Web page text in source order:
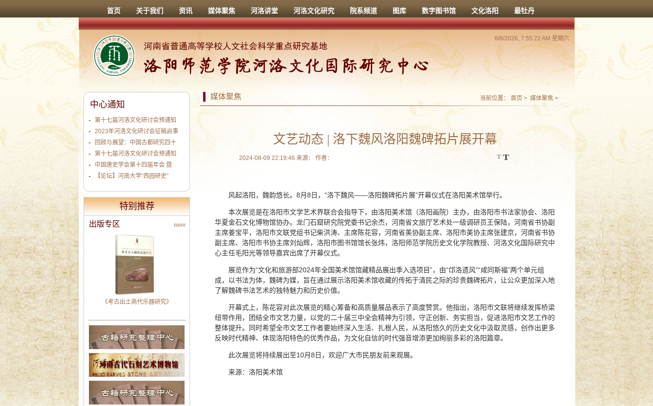
首页 关于我们 资讯 媒体聚焦 河洛讲堂 河洛文化研究 院系频道 图库 数字图书馆 文化洛阳 最牡丹
8/8/2026, 7:55:22 AM 星期六
媒体聚焦 当前位置： 首页 > 媒体聚焦 >
文艺动态 | 洛下魏风洛阳魏碑拓片展开幕
2024-08-09 22:19:46 来源： 作者：
风起洛阳，魏韵悠长。8月8日，“洛下魏风——洛阳魏碑拓片展”开幕仪式在洛阳美术馆举行。
本次展览是在洛阳市文学艺术界联合会指导下，由洛阳美术馆（洛阳画院）主办，由洛阳市书法家协会、洛阳
华夏金石文化博物馆协办。龙门石窟研究院党委书记余杰，河南省文旅厅艺术处一级调研员王保陆，河南省书协副
主席姜宝平，洛阳市文联党组书记柴洪涛、主席陈花容，河南省美协副主席、洛阳市美协主席张建京，河南省书协
副主席、洛阳市书协主席刘灿辉，洛阳市图书馆馆长张炜，洛阳师范学院历史文化学院教授、河洛文化国际研究中
心主任毛阳光等领导嘉宾出席了开幕仪式。
展览作为“文化和旅游部2024年全国美术馆馆藏精品展出季入选项目”，由“邙洛遗风”“咸同斯福”两个单元组
成，以书法为体，魏碑为媒，旨在通过展示洛阳美术馆收藏的传拓于清民之际的珍贵魏碑拓片，让公众更加深入地
了解魏碑书法艺术的独特魅力和历史价值。
开幕式上，陈花容对此次展览的精心筹备和高质量展品表示了高度赞赏。他指出，洛阳市文联将继续发挥桥梁
纽带作用，团结全市文艺力量，以党的二十届三中全会精神为引领，守正创新、务实担当，促进洛阳市文艺工作的
整体提升。同时希望全市文艺工作者要始终深入生活、扎根人民，从洛阳悠久的历史文化中汲取灵感，创作出更多
反映时代精神、体现洛阳特色的优秀作品，为文化自信的时代强音增添更加绚丽多彩的洛阳篇章。
此次展览将持续展出至10月8日，欢迎广大市民朋友前来观展。
来源：洛阳美术馆
中心通知
第十七届河洛文化研讨会预通知
2023年河洛文化研讨会征稿启事
回顾与展望：中国古都研究四十
第十七届河洛文化研讨会预通知
中国唐史学会第十四届年会 暨
【论坛】河南大学“西园研史”
特别推荐
more
出版专区
《考古出土商代乐器研究》